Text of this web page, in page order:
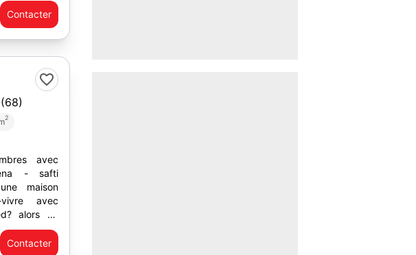
Contacter
2
avec
- safti
maison
avec
ne
Contacter